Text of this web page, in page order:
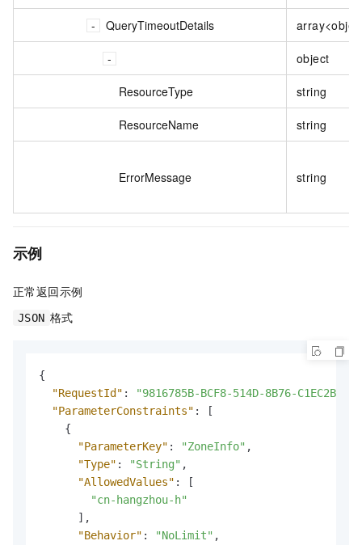
QueryTimeoutDetails
object
ResourceType string
ResourceName string
ErrorMessage string
示例
正常返回示例
JSON 格式
{
"RequestId" :
"9816785B-BCF8-514D-8B76-
"ParameterConstraints" :
[
{
"ParameterKey" : "ZoneInfo" ,
"Type" : "String" ,
"AllowedValues" :
[
"cn-hangzhou-h"
] ,
"Behavior" : "NoLimit" ,